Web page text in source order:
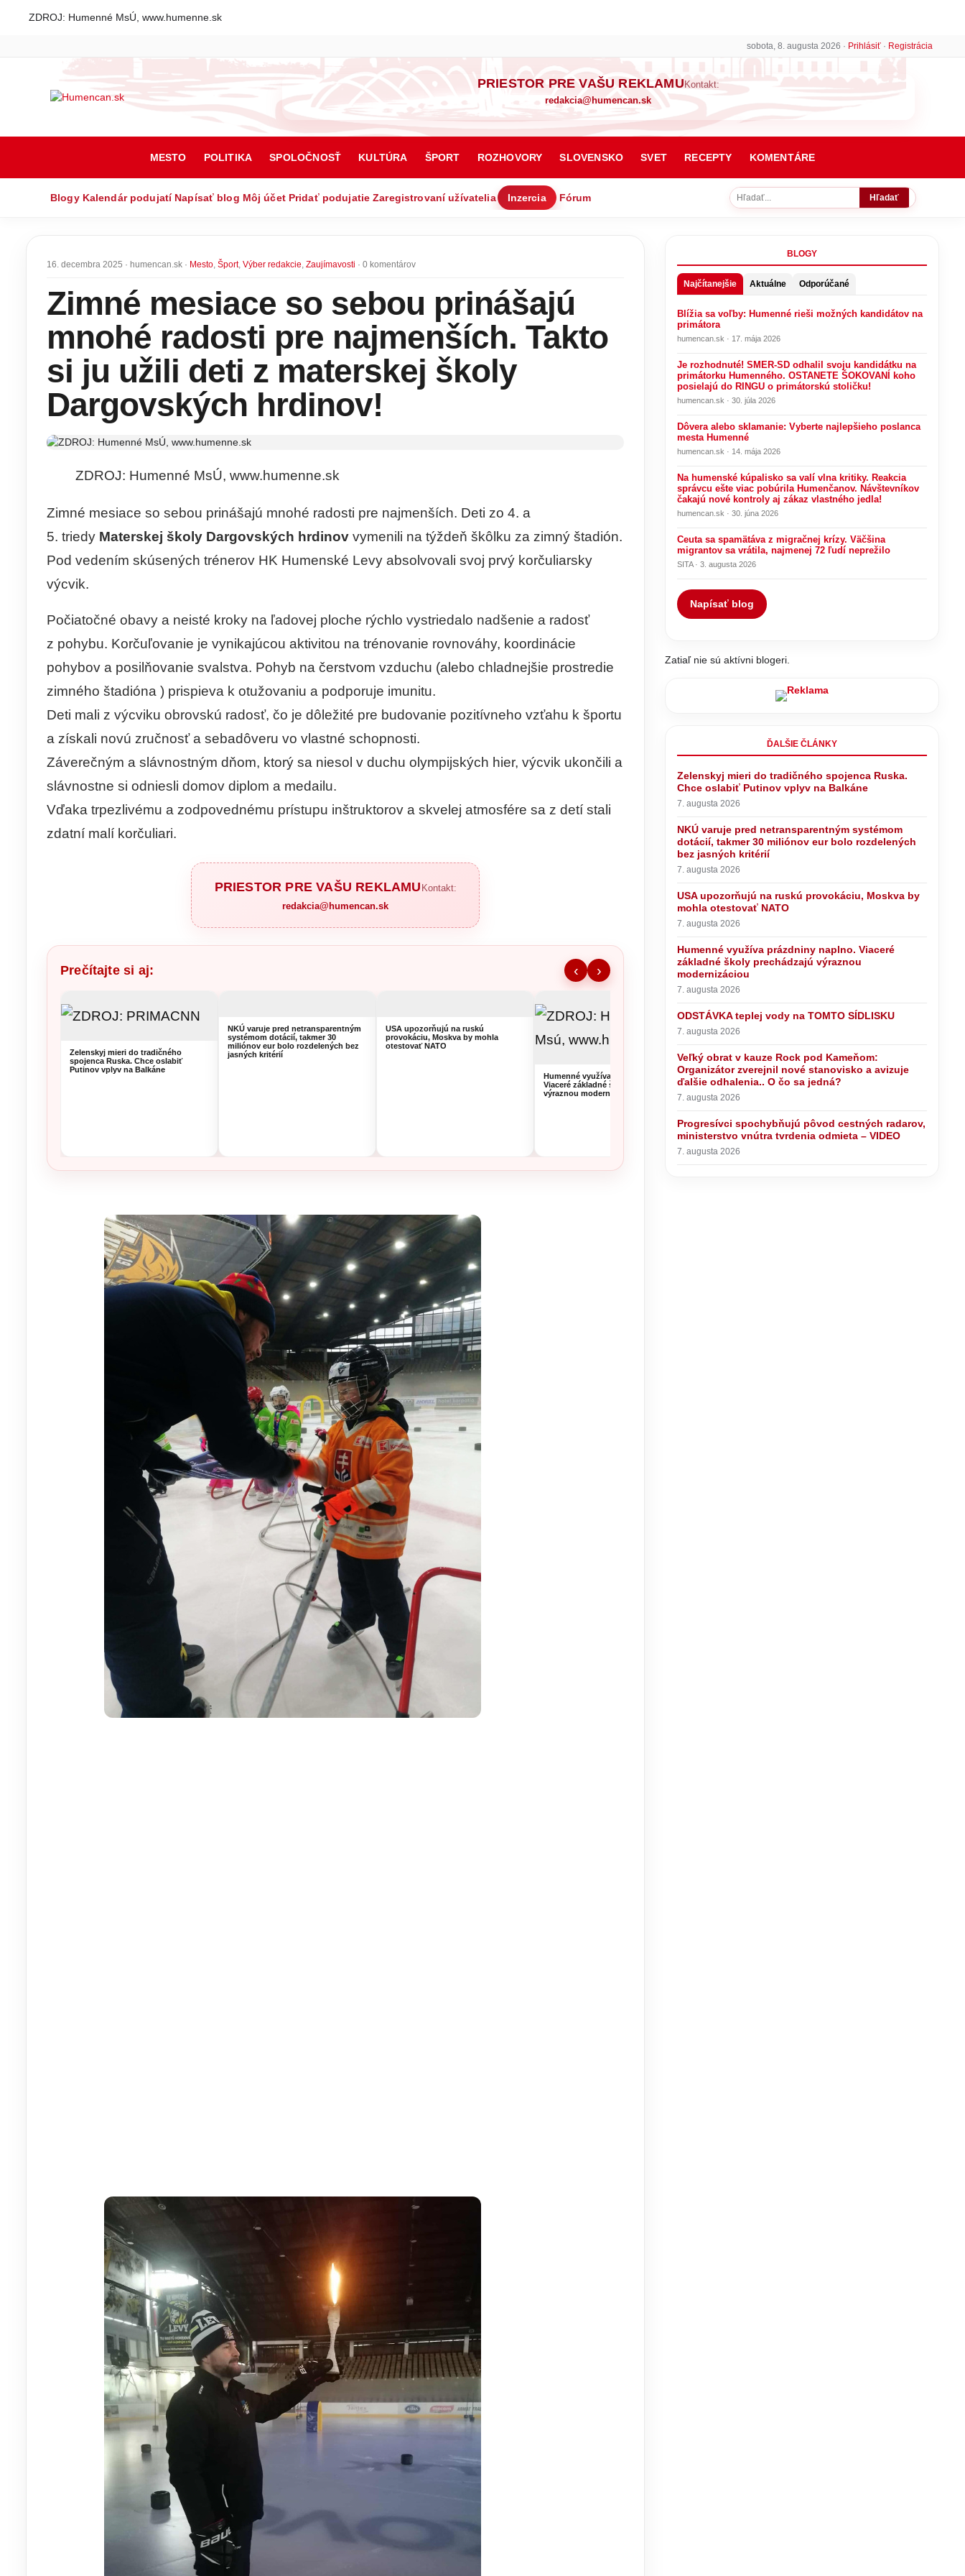
ZDROJ: Humenné MsÚ, www.humenne.sk
sobota, 8. augusta 2026 · Prihlásiť · Registrácia
PRIESTOR PRE VAŠU REKLAMU Kontakt:
redakcia@humencan.sk
MESTO POLITIKA SPOLOČNOSŤ KULTÚRA ŠPORT ROZHOVORY SLOVENSKO SVET RECEPTY KOMENTÁRE
Blogy Kalendár podujatí Napísať blog Môj účet Pridať podujatie Zaregistrovaní užívatelia Inzercia Fórum Hľadať
16. decembra 2025 · humencan.sk · Mesto, Šport, Výber redakcie, Zaujímavosti · 0 komentárov
Zimné mesiace so sebou prinášajú
mnohé radosti pre najmenších. Takto
si ju užili deti z materskej školy
Dargovských hrdinov!
ZDROJ: Humenné MsÚ, www.humenne.sk
Zimné mesiace so sebou prinášajú mnohé radosti pre najmenších. Deti zo 4. a
5. triedy Materskej školy Dargovských hrdinov vymenili na týždeň škôlku za zimný štadión.
Pod vedením skúsených trénerov HK Humenské Levy absolvovali svoj prvý korčuliarsky
výcvik.
Počiatočné obavy a neisté kroky na ľadovej ploche rýchlo vystriedalo nadšenie a radosť
z pohybu. Korčuľovanie je vynikajúcou aktivitou na trénovanie rovnováhy, koordinácie
pohybov a posilňovanie svalstva. Pohyb na čerstvom vzduchu (alebo chladnejšie prostredie
zimného štadióna ) prispieva k otužovaniu a podporuje imunitu.
Deti mali z výcviku obrovskú radosť, čo je dôležité pre budovanie pozitívneho vzťahu k športu
a získali novú zručnosť a sebadôveru vo vlastné schopnosti.
Záverečným a slávnostným dňom, ktorý sa niesol v duchu olympijských hier, výcvik ukončili a
slávnostne si odniesli domov diplom a medailu.
Vďaka trpezlivému a zodpovednému prístupu inštruktorov a skvelej atmosfére sa z detí stali
zdatní malí korčuliari.
PRIESTOR PRE VAŠU REKLAMU Kontakt:
redakcia@humencan.sk
Prečítajte si aj: ‹ ›
Zelenskyj mieri do tradičného
spojenca Ruska. Chce oslabiť
Putinov vplyv na Balkáne
NKÚ varuje pred netransparentným
systémom dotácií, takmer 30
miliónov eur bolo rozdelených bez
jasných kritérií
USA upozorňujú na ruskú
provokáciu, Moskva by mohla
otestovať NATO
Humenné využíva prázdniny naplno.
Viaceré základné školy prechádzajú
výraznou modernizáciou
ODSTÁVKA teplej vody na TOMTO
BLOGY
Najčítanejšie Aktuálne Odporúčané
Blížia sa voľby: Humenné rieši možných kandidátov na
primátora
humencan.sk · 17. mája 2026
Je rozhodnuté! SMER-SD odhalil svoju kandidátku na
primátorku Humenného. OSTANETE ŠOKOVANÍ koho
posielajú do RINGU o primátorskú stoličku!
humencan.sk · 30. júla 2026
Dôvera alebo sklamanie: Vyberte najlepšieho poslanca
mesta Humenné
humencan.sk · 14. mája 2026
Na humenské kúpalisko sa valí vlna kritiky. Reakcia
správcu ešte viac pobúrila Humenčanov. Návštevníkov
čakajú nové kontroly aj zákaz vlastného jedla!
humencan.sk · 30. júna 2026
Ceuta sa spamätáva z migračnej krízy. Väčšina
migrantov sa vrátila, najmenej 72 ľudí neprežilo
SITA · 3. augusta 2026
Napísať blog
Zatiaľ nie sú aktívni blogeri.
ĎALŠIE ČLÁNKY
Zelenskyj mieri do tradičného spojenca Ruska.
Chce oslabiť Putinov vplyv na Balkáne
7. augusta 2026
NKÚ varuje pred netransparentným systémom
dotácií, takmer 30 miliónov eur bolo rozdelených
bez jasných kritérií
7. augusta 2026
USA upozorňujú na ruskú provokáciu, Moskva by
mohla otestovať NATO
7. augusta 2026
Humenné využíva prázdniny naplno. Viaceré
základné školy prechádzajú výraznou
modernizáciou
7. augusta 2026
ODSTÁVKA teplej vody na TOMTO SÍDLISKU
7. augusta 2026
Veľký obrat v kauze Rock pod Kameňom:
Organizátor zverejnil nové stanovisko a avizuje
ďalšie odhalenia.. O čo sa jedná?
7. augusta 2026
Progresívci spochybňujú pôvod cestných radarov,
ministerstvo vnútra tvrdenia odmieta – VIDEO
7. augusta 2026